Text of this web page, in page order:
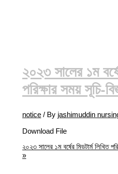
২০২৩ সালের ১ম
পরিক্ষার সময় সূচি-
notice / By jashimuddin
Download File
২০২৩ সালের ১ম বর্ষের মিডটার্ম লিখিত
»